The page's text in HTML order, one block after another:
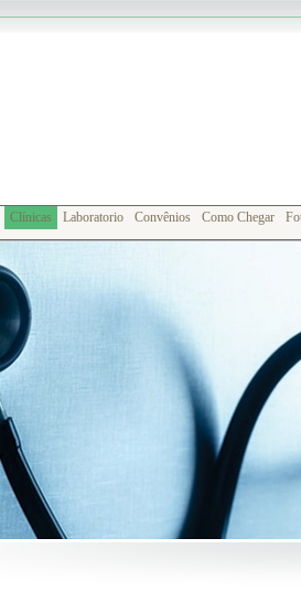
Clínicas Laboratorio Convênios Como Chegar